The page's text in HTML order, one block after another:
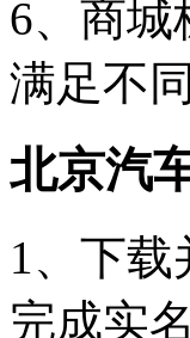
6、商城
满足不
北京汽
1、下
完成实